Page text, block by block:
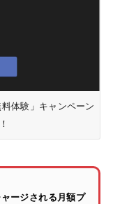
体験」キャンペーン
ージされる月額プ